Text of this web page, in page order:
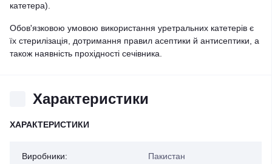
катетера).
Обов'язковою умовою використання уретральних катетерів є
їх стерилізація, дотримання правил асептики й антисептики, а
також наявність прохідності сечівника.
Характеристики
ХАРАКТЕРИСТИКИ
Виробники: Пакистан